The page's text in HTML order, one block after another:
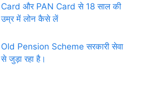
Card और PAN Card से 18 साल की
उम्र में लोन कैसे लें
Old Pension Scheme सरकारी सेवा
से जुड़ा रहा है।